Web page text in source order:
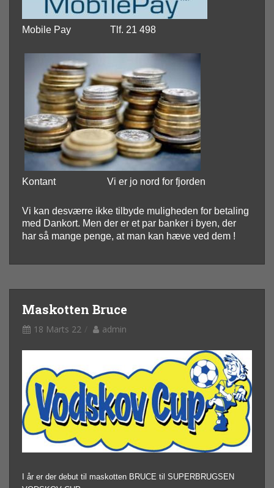
Mobile Pay Tlf. 21 498
Kontant Vi er jo nord for fjorden
Vi kan desværre ikke tilbyde muligheden for betaling
med Dankort. Men der er et par banker i byen, der
har så mange penge, at man kan hæve ved dem !
Maskotten Bruce
18 Marts 22 admin
I år er der debut til maskotten BRUCE til SUPERBRUGSEN